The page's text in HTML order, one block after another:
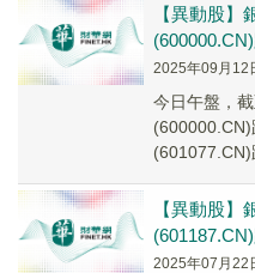
【異動股】
2025年09月12
今日午盤，
【異動股】
2025年07月22